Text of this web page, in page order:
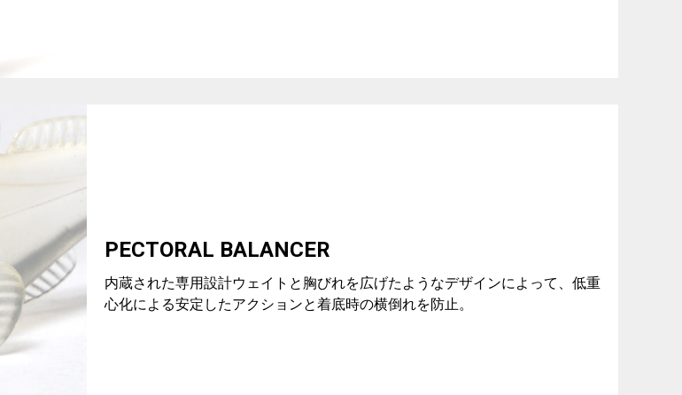
PECTORAL BALANCER
内蔵された専用設計ウェイトと胸びれを広げたようなデザインによって、低重
心化による安定したアクションと着底時の横倒れを防止。